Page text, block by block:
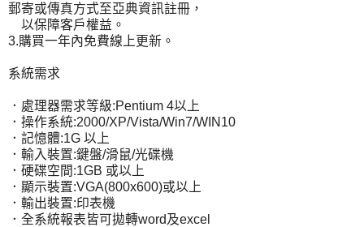
郵寄或傳真方式至亞典資訊註冊，
以保障客戶權益。
3.購買一年內免費線上更新。
系統需求
．處理器需求等級:Pentium 4以上
．操作系統:2000/XP/Vista/Win7/WIN10
．記憶體:1G 以上
．輸入裝置:鍵盤/滑鼠/光碟機
．硬碟空間:1GB 或以上
．顯示裝置:VGA(800x600)或以上
．輸出裝置:印表機
．全系統報表皆可拋轉word及excel